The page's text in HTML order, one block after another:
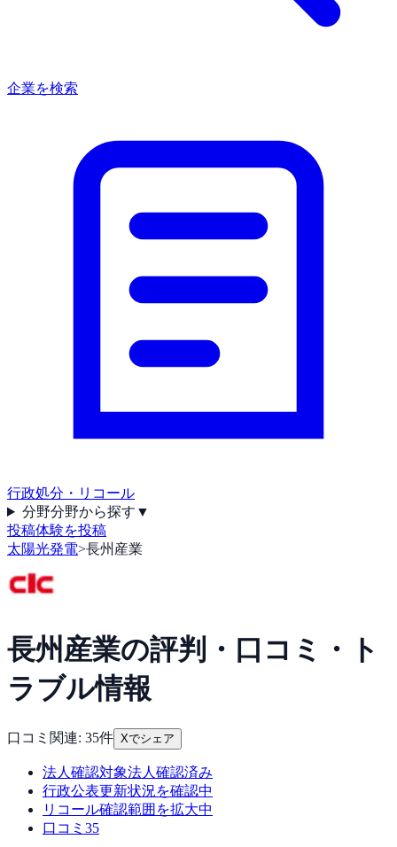
企業を検索
行政処分・リコール
分野分野から探す ▼
投稿体験を投稿
太陽光発電>長州産業
長州産業の評判・口コミ・ト
ラブル情報
口コミ関連: 35件 Xでシェア
法人確認対象法人確認済み
行政公表更新状況を確認中
リコール確認範囲を拡大中
口コミ 35